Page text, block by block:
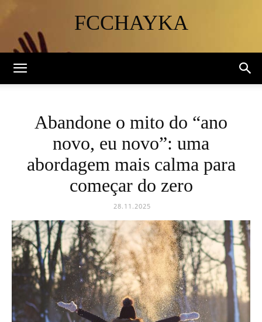
FCCHAYKA
Abandone o mito do “ano
novo, eu novo”: uma
abordagem mais calma para
começar do zero
28.11.2025